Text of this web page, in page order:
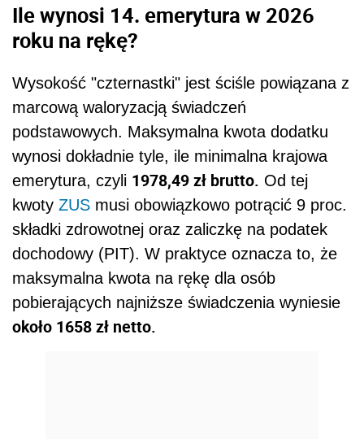
Ile wynosi 14. emerytura w 2026
roku na rękę?
Wysokość "czternastki" jest ściśle powiązana z
marcową waloryzacją świadczeń
podstawowych. Maksymalna kwota dodatku
wynosi dokładnie tyle, ile minimalna krajowa
emerytura, czyli 1978,49 zł brutto. Od tej
kwoty ZUS musi obowiązkowo potrącić 9 proc.
składki zdrowotnej oraz zaliczkę na podatek
dochodowy (PIT). W praktyce oznacza to, że
maksymalna kwota na rękę dla osób
pobierających najniższe świadczenia wyniesie
około 1658 zł netto.